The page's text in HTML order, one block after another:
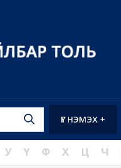
ҮГ НЭМЭХ +
У Ү Ф Х Ц Ч